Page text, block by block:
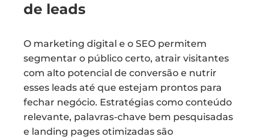
de leads
O marketing digital e o SEO permitem
segmentar o público certo, atrair visitantes
com alto potencial de conversão e nutrir
esses leads até que estejam prontos para
fechar negócio. Estratégias como conteúdo
relevante, palavras-chave bem pesquisadas
e landing pages otimizadas são